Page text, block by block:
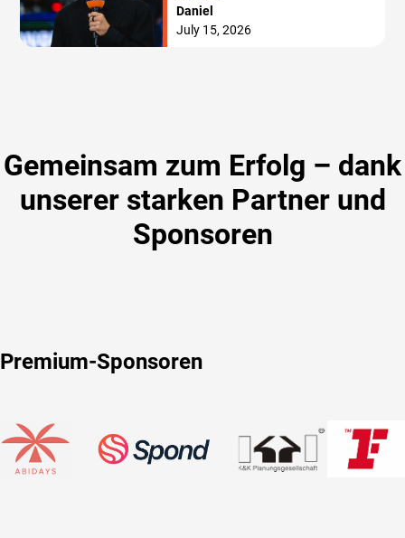
Daniel
July 15, 2026
Gemeinsam zum Erfolg – dank
unserer starken Partner und
Sponsoren
Premium-Sponsoren